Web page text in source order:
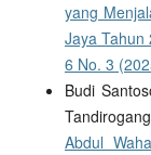
yang
Jaya Tahun
6 No. 3
Budi
Abdul